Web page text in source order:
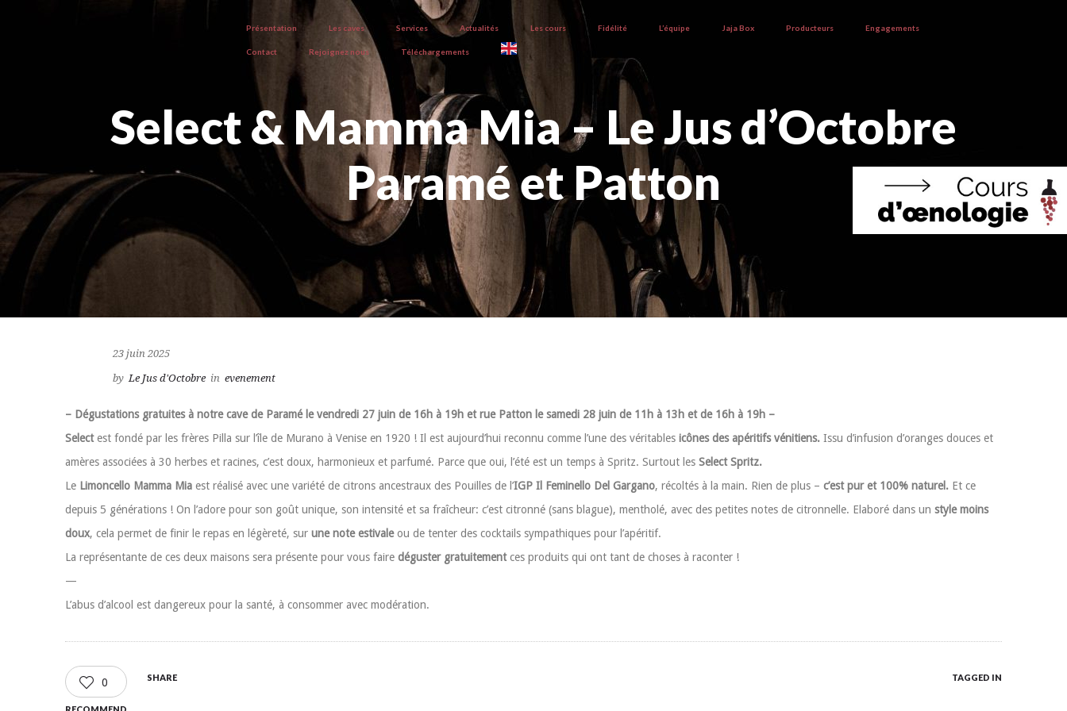
Présentation Les caves Services Actualités Les cours Fidélité L’équipe Jaja Box Producteurs Engagements
Contact Rejoignez nous Téléchargements
Select & Mamma Mia – Le Jus d’Octobre
Paramé et Patton
23 juin 2025
by Le Jus d'Octobre in evenement
– Dégustations gratuites à notre cave de Paramé le vendredi 27 juin de 16h à 19h et rue Patton le samedi 28 juin de 11h à 13h et de 16h à 19h –
Selectest fondé par les frères Pilla sur l’île de Murano à Venise en 1920 ! Il est aujourd’hui reconnu comme l’une des véritables icônes des apéritifs vénitiens. Issu d’infusion d’oranges douces et
amères associées à 30 herbes et racines, c’est doux, harmonieux et parfumé. Parce que oui, l’été est un temps à Spritz. Surtout les Select Spritz.
Le Limoncello Mamma Mia est réalisé avec une variété de citrons ancestraux des Pouilles de l’IGP Il Feminello Del Gargano, récoltés à la main. Rien de plus – c’est pur et 100% naturel. Et ce
depuis 5 générations ! On l’adore pour son goût unique, son intensité et sa fraîcheur: c’est citronné (sans blague), mentholé, avec des petites notes de citronnelle. Elaboré dans un style moins
doux, cela permet de finir le repas en légèreté, sur une note estivaleou de tenter des cocktails sympathiques pour l’apéritif.
La représentante de ces deux maisons sera présente pour vous faire déguster gratuitementces produits qui ont tant de choses à raconter !
—
L’abus d’alcool est dangereux pour la santé, à consommer avec modération.
0 SHARE TAGGED IN